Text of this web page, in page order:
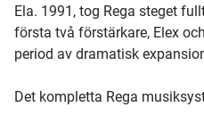
Ela. 1991, tog Rega steget
första två förstärkare, Elex
period av dramatisk
Det kompletta Rega